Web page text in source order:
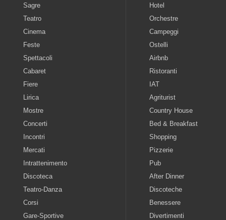
Sagre
Teatro
Cinema
Feste
Spettacoli
Cabaret
Fiere
Lirica
Mostre
Concerti
Incontri
Mercati
Intrattenimento
Discoteca
Teatro-Danza
Corsi
Gare-Sportive
Hotel
Orchestre
Campeggi
Ostelli
Airbnb
Ristoranti
IAT
Agriturist
Country House
Bed & Breakfast
Shopping
Pizzerie
Pub
After Dinner
Discoteche
Benessere
Divertimenti